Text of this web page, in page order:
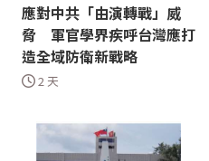
應對中共「由演轉戰」威
脅 軍官學界疾呼台灣應打
造全域防衛新戰略
2 天